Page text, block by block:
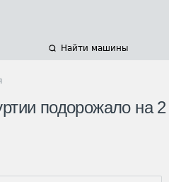
Найти машины
подорожало на 2